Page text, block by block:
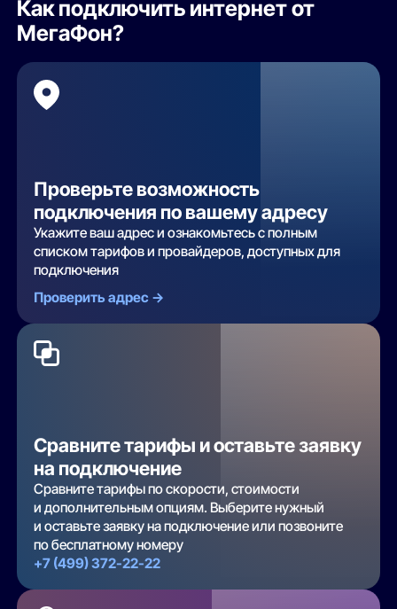
Как подключить интернет от
МегаФон?
Проверьте возможность
подключения по вашему адресу
Укажите ваш адрес и ознакомьтесь с полным
списком тарифов и провайдеров, доступных для
подключения
Проверить адрес ->
Сравните тарифы и оставьте заявку
на подключение
Сравните тарифы по скорости, стоимости
и дополнительным опциям. Выберите нужный
и оставьте заявку на подключение или позвоните
по бесплатному номеру
+7 (499) 372-22-22